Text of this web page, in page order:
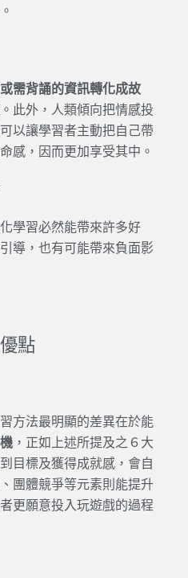
需背誦的資訊轉化成故
。此外，人類傾向把情感投
以讓學習者主動把自己帶
感，因而更加享受其中。
學習必然能帶來許多好
導，也有可能帶來負面影
點
方法最明顯的差異在於能
，正如上述所提及之６大
目標及獲得成就感，會自
團體競爭等元素則能提升
更願意投入玩遊戲的過程